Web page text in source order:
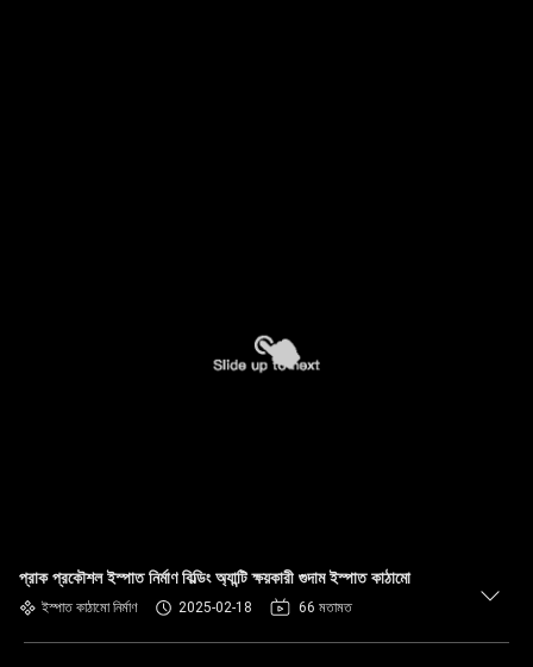
প্রাক প্রকৌশল ইস্পাত নির্মাণ বিল্ডিং অ্যান্টি ক্ষয়কারী গুদাম ইস্পাত কাঠামো
ইস্পাত কাঠামো নির্মাণ 2025-02-18 66 মতামত